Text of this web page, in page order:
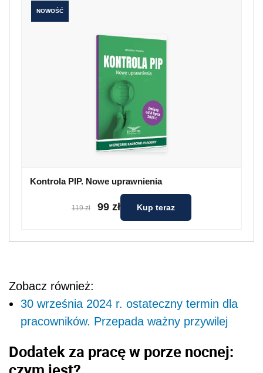
NOWOŚĆ
Kontrola PIP. Nowe uprawnienia
119 zł 99 zł Kup teraz
Zobacz również:
30 września 2024 r. ostateczny termin dla
pracowników. Przepada ważny przywilej
Dodatek za pracę w porze nocnej: